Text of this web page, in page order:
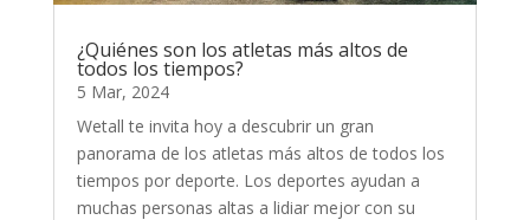
¿Quiénes son los atletas más altos de
todos los tiempos?
5 Mar, 2024
Wetall te invita hoy a descubrir un gran
panorama de los atletas más altos de todos los
tiempos por deporte. Los deportes ayudan a
muchas personas altas a lidiar mejor con su